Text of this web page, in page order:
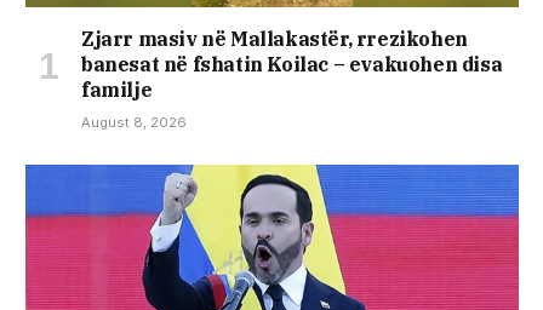
Zjarr masiv në Mallakastër, rrezikohen
banesat në fshatin Koilac – evakuohen disa
familje
August 8, 2026